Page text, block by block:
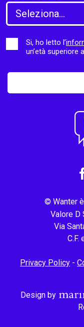
Si, ho letto l’
un’età superiore
© Wanter
Valore D
Via
C.F.
Privacy Policy -
Design by